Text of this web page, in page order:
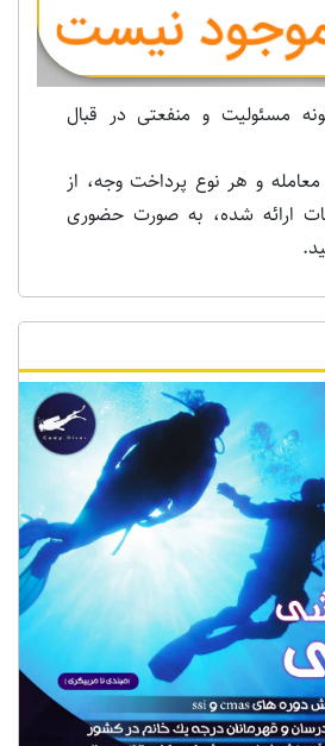
مسئولیت و منفعتی در قبال
و هر نوع پرداخت وجه، از
ارائه شده، به صورت حضوری